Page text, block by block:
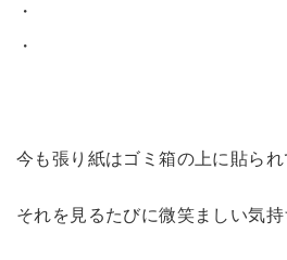
・
・
今も張り紙はゴミ箱の上に貼られ
それを見るたびに微笑ましい気持